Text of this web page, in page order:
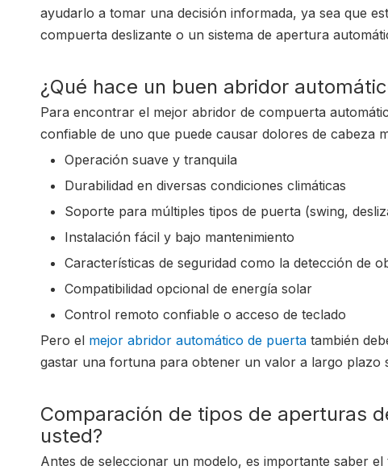
ayudarlo a tomar una decisión informada, ya sea que
compuerta deslizante o un sistema de apertura
¿Qué hace un buen abridor
Para encontrar el mejor abridor de compuerta
confiable de uno que puede causar dolores de cabeza
Operación suave y tranquila
Durabilidad en diversas condiciones climáticas
Soporte para múltiples tipos de puerta (swing,
Instalación fácil y bajo mantenimiento
Características de seguridad como la detección de
Compatibilidad opcional de energía solar
Control remoto confiable o acceso de teclado
Pero el mejor abridor automático de puerta también
gastar una fortuna para obtener un valor a largo plazo
Comparación de tipos de aperturas
usted?
Antes de seleccionar un modelo, es importante saber